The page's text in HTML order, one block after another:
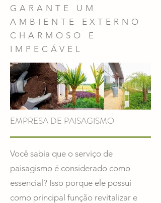
GARANTE UM
AMBIENTE EXTERNO
CHARMOSO E
IMPECÁVEL
EMPRESA DE PAISAGISMO
Você sabia que o serviço de
paisagismo é considerado como
essencial? Isso porque ele possui
como principal função revitalizar e